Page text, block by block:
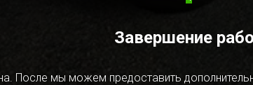
Завершение
После мы можем предоставить